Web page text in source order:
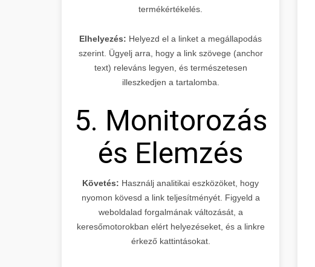
termékértékelés.
Elhelyezés: Helyezd el a linket a megállapodás
szerint. Ügyelj arra, hogy a link szövege (anchor
text) releváns legyen, és természetesen
illeszkedjen a tartalomba.
5. Monitorozás
és Elemzés
Követés: Használj analitikai eszközöket, hogy
nyomon kövesd a link teljesítményét. Figyeld a
weboldalad forgalmának változását, a
keresőmotorokban elért helyezéseket, és a linkre
érkező kattintásokat.